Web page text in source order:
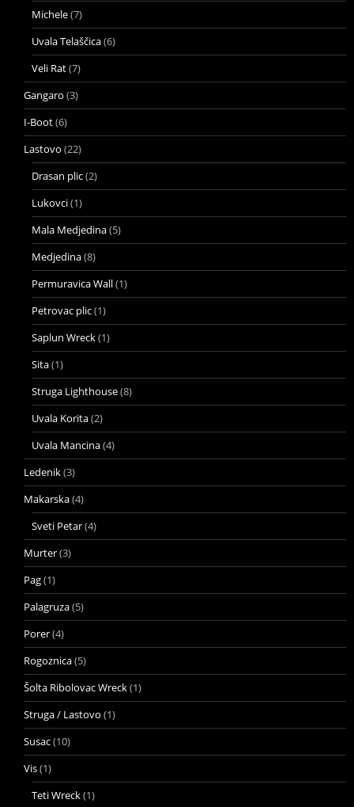
Michele(7)
Uvala Telaščica(6)
Veli Rat(7)
Gangaro (3)
I-Boot(6)
Lastovo (22)
Drasan plic(2)
Lukovci(1)
Mala Medjedina(5)
Medjedina(8)
Permuravica Wall(1)
Petrovac plic(1)
Saplun Wreck(1)
Sita(1)
Struga Lighthouse(8)
Uvala Korita(2)
Uvala Mancina(4)
Ledenik(3)
Makarska(4)
Sveti Petar(4)
Murter(3)
Pag(1)
Palagruza(5)
Porer(4)
Rogoznica(5)
Šolta Ribolovac Wreck(1)
Struga / Lastovo (1)
Susac(10)
Vis(1)
Teti Wreck(1)